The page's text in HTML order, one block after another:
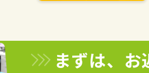
まずは、お